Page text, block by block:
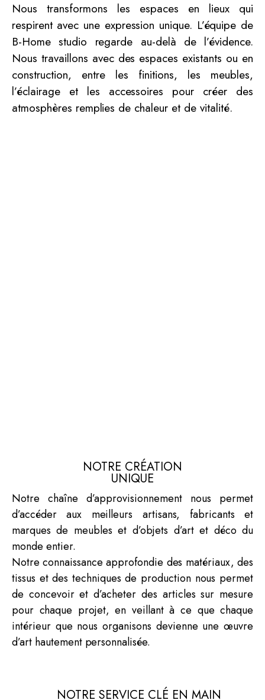
Nous transformons les espaces en lieux qui
respirent avec une expression unique. L’équipe de
B-Home studio regarde au-delà de l’évidence.
Nous travaillons avec des espaces existants ou en
construction, entre les finitions, les meubles,
l’éclairage et les accessoires pour créer des
atmosphères remplies de chaleur et de vitalité.
NOTRE CRÉATION
UNIQUE
Notre chaîne d’approvisionnement nous permet
d’accéder aux meilleurs artisans, fabricants et
marques de meubles et d’objets d’art et déco du
monde entier.
Notre connaissance approfondie des matériaux, des
tissus et des techniques de production nous permet
de concevoir et d’acheter des articles sur mesure
pour chaque projet, en veillant à ce que chaque
intérieur que nous organisons devienne une œuvre
d’art hautement personnalisée.
NOTRE SERVICE CLÉ EN MAIN